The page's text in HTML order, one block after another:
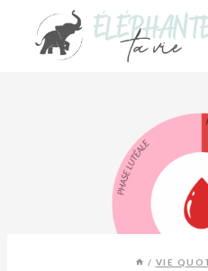
contenu
/ VIE